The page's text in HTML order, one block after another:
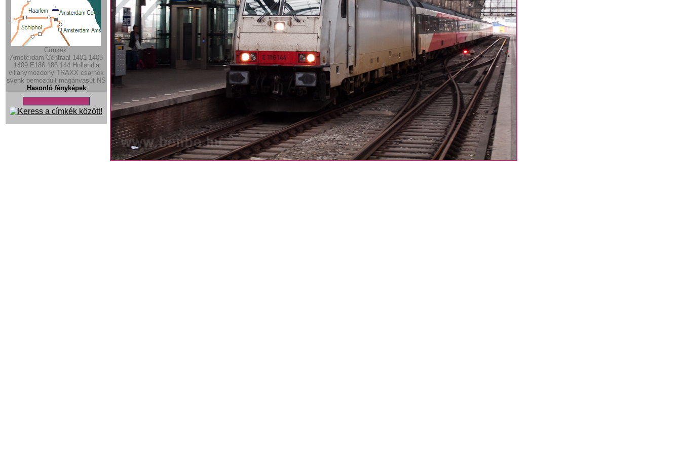
Címkék:
Amsterdam Centraal 1401 1403
1409 E186 186 144 Hollandia
villanymozdony TRAXX csarnok
svenk bemozdult magánvasút NS
Hasonló fényképek